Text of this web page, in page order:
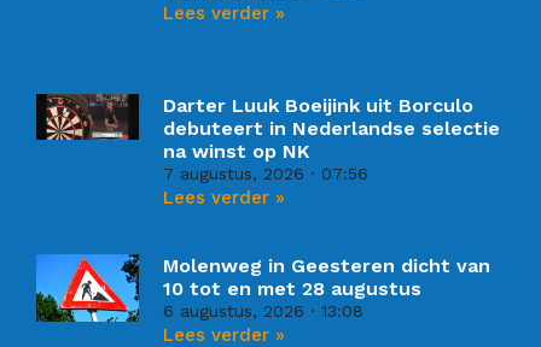
Lees verder »
Darter Luuk Boeijink uit Borculo
debuteert in Nederlandse selectie
na winst op NK
7 augustus, 2026 07:56
Lees verder »
Molenweg in Geesteren dicht van
10 tot en met 28 augustus
6 augustus, 2026 13:08
Lees verder »